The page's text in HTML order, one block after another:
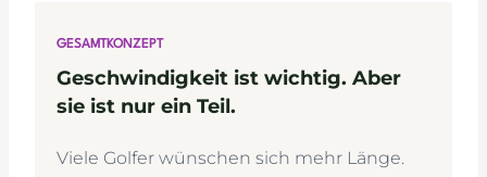
GESAMTKONZEPT
Geschwindigkeit ist wichtig. Aber
sie ist nur ein Teil.
Viele Golfer wünschen sich mehr Länge.